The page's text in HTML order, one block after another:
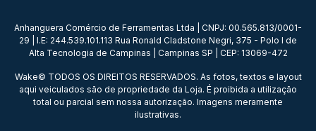
Anhanguera Comércio de Ferramentas Ltda | CNPJ: 00.565.813/0001-
29 | I.E: 244.539.101.113 Rua Ronald Cladstone Negri, 375 - Polo I de
Alta Tecnologia de Campinas | Campinas SP | CEP: 13069-472
Wake© TODOS OS DIREITOS RESERVADOS. As fotos, textos e layout
aqui veiculados são de propriedade da Loja. É proibida a utilização
total ou parcial sem nossa autorização. Imagens meramente
ilustrativas.